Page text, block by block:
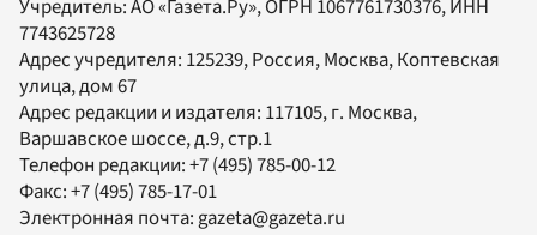
Учредитель:АО «Газета.Ру», ОГРН 1067761730376, ИНН
7743625728
Адрес учредителя: 125239, Россия, Москва, Коптевская
улица, дом 67
Адрес редакции и издателя: 117105, г. Москва,
Варшавское шоссе, д.9, стр.1
Телефон редакции:+7 (495) 785-00-12
Факс:+7 (495) 785-17-01
Электронная почта:gazeta@gazeta.ru